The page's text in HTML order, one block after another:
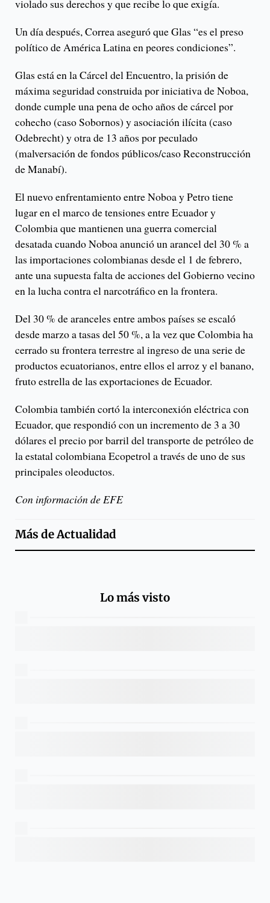
violado sus derechos y que recibe lo que exigía.
Un día después, Correa aseguró que Glas “es el preso
político de América Latina en peores condiciones”.
Glas está en la Cárcel del Encuentro, la prisión de
máxima seguridad construida por iniciativa de Noboa,
donde cumple una pena de ocho años de cárcel por
cohecho (caso Sobornos) y asociación ilícita (caso
Odebrecht) y otra de 13 años por peculado
(malversación de fondos públicos/caso Reconstrucción
de Manabí).
El nuevo enfrentamiento entre Noboa y Petro tiene
lugar en el marco de tensiones entre Ecuador y
Colombia que mantienen una guerra comercial
desatada cuando Noboa anunció un arancel del 30 % a
las importaciones colombianas desde el 1 de febrero,
ante una supuesta falta de acciones del Gobierno vecino
en la lucha contra el narcotráfico en la frontera.
Del 30 % de aranceles entre ambos países se escaló
desde marzo a tasas del 50 %, a la vez que Colombia ha
cerrado su frontera terrestre al ingreso de una serie de
productos ecuatorianos, entre ellos el arroz y el banano,
fruto estrella de las exportaciones de Ecuador.
Colombia también cortó la interconexión eléctrica con
Ecuador, que respondió con un incremento de 3 a 30
dólares el precio por barril del transporte de petróleo de
la estatal colombiana Ecopetrol a través de uno de sus
principales oleoductos.
Con información de EFE
Más deActualidad
Lo más visto